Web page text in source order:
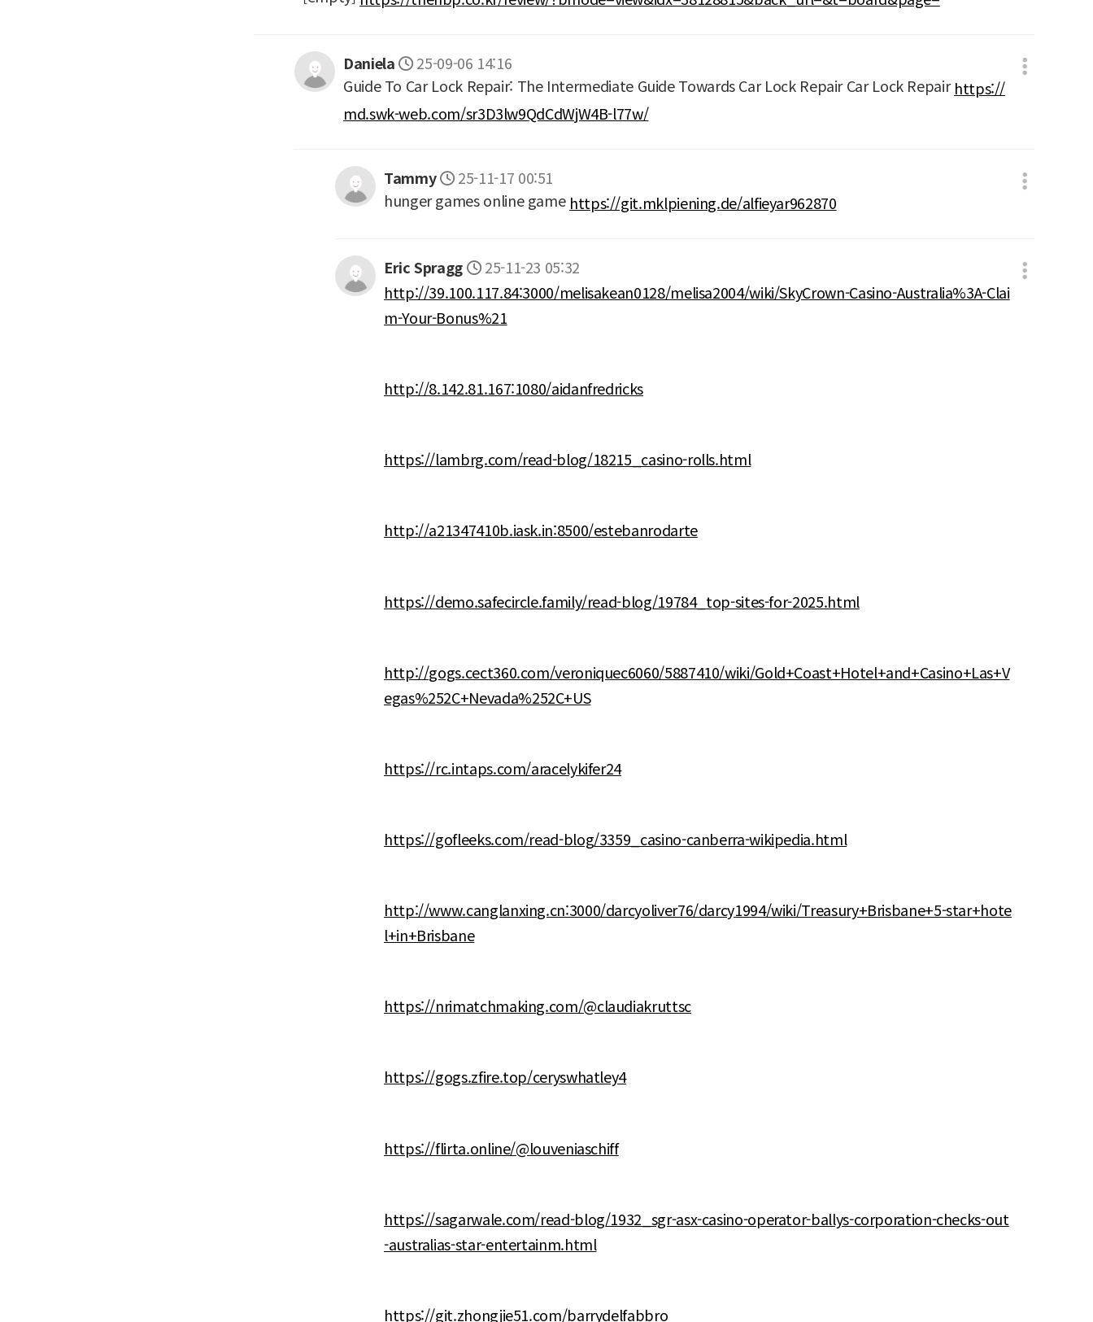
Daniela
25-09-06 14:16
Guide To Car Lock Repair: The Intermediate Guide Towards Car Lock Repair Car Lock Repairhttps://
md.swk-web.com/sr3D3lw9QdCdWjW4B-l77w/
Tammy
25-11-17 00:51
hunger games online game https://git.mklpiening.de/alfieyar962870
Eric Spragg
25-11-23 05:32
http://39.100.117.84:3000/melisakean0128/melisa2004/wiki/SkyCrown-Casino-Australia%3A-Clai
m-Your-Bonus%21
http://8.142.81.167:1080/aidanfredricks
https://lambrg.com/read-blog/18215_casino-rolls.html
http://a21347410b.iask.in:8500/estebanrodarte
https://demo.safecircle.family/read-blog/19784_top-sites-for-2025.html
http://gogs.cect360.com/veroniquec6060/5887410/wiki/Gold+Coast+Hotel+and+Casino+Las+V
egas%252C+Nevada%252C+US
https://rc.intaps.com/aracelykifer24
https://gofleeks.com/read-blog/3359_casino-canberra-wikipedia.html
http://www.canglanxing.cn:3000/darcyoliver76/darcy1994/wiki/Treasury+Brisbane+5-star+hote
l+in+Brisbane
https://nrimatchmaking.com/@claudiakruttsc
https://gogs.zfire.top/ceryswhatley4
https://flirta.online/@louveniaschiff
https://sagarwale.com/read-blog/1932_sgr-asx-casino-operator-ballys-corporation-checks-out
-australias-star-entertainm.html
https://git.zhongjie51.com/barrydelfabbro